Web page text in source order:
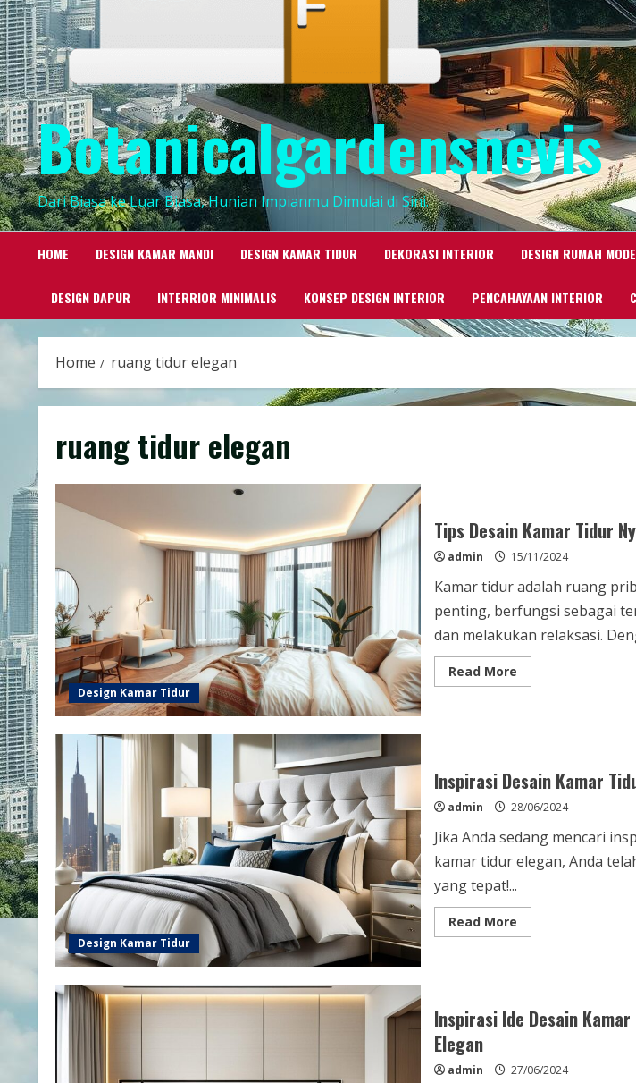
Botanicalgardensnevis
Dari Biasa ke Luar Biasa, Hunian Impianmu Dimulai di Sini.
HOME DESIGN KAMAR MANDI DESIGN KAMAR TIDUR DEKORASI INTERIOR DESIGN RUMAH
DESIGN DAPUR INTERRIOR MINIMALIS KONSEP DESIGN INTERIOR PENCAHAYAAN INTERIOR
Home ruang tidur elegan
ruang tidur elegan
Design Kamar Tidur
Tips Desain Kamar Tidur
admin 15/11/2024
Kamar tidur adalah ruang
penting, berfungsi sebagai
dan melakukan relaksasi.
Read MoreRead
more
Elegan
Design Kamar Tidur
Inspirasi Desain Kamar
admin 28/06/2024
Jika Anda sedang mencari
kamar tidur elegan, Anda
yang tepat!...
Read MoreRead
more
Elegan
Terkini
Inspirasi Ide Desain
Elegan
admin 27/06/2024